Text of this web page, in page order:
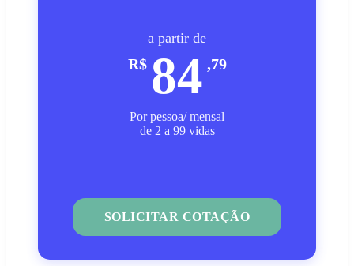
a partir de
R$ 84 ,79
Por pessoa/ mensal
de 2 a 99 vidas
SOLICITAR COTAÇÃO